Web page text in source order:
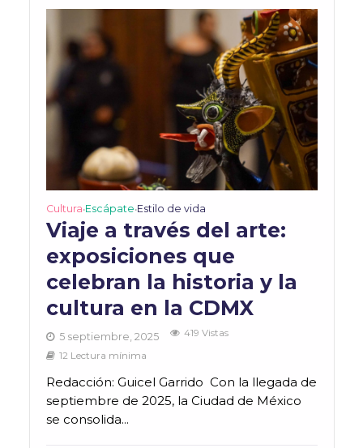
Cultura•Escápate•Estilo de vida
Viaje a través del arte:
exposiciones que
celebran la historia y la
cultura en la CDMX
5 septiembre, 2025
419 Vistas
12 Lectura mínima
Redacción: Guicel Garrido Con la llegada de
septiembre de 2025, la Ciudad de México
se consolida...